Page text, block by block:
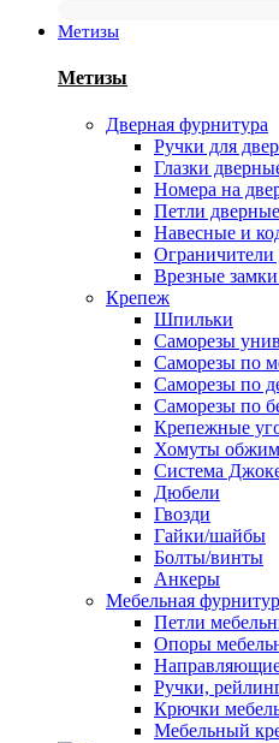
Метизы
Метизы
Дверная фурнитура
Ручки для
Глазки
Номера на
Петли дверные
Навесные и
Ограничители
Врезные
Крепеж
Шпильки
Саморезы
Саморезы по
Саморезы по
Саморезы по
Крепежные
Хомуты
Система
Дюбели
Гвозди
Гайки/шайбы
Болты/винты
Анкеры
Мебельная
Петли
Опоры
Ручки,
Крючки
Мебельный